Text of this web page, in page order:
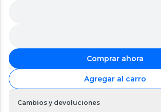
Comprar ahora
Agregar al carro
Cambios y devoluciones